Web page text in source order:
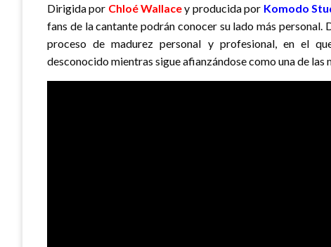
Dirigida por Chloé Wallacey producida por Komodo
fans de la cantante podrán conocer su lado más
proceso de madurez personal y profesional, en el
desconocido mientras sigue afianzándose como una de las